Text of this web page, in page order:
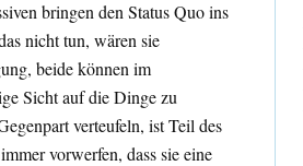
bringen den Status Quo ins
nicht tun, wären sie
beide können im
Sicht auf die Dinge zu
verteufeln, ist Teil des
vorwerfen, dass sie eine